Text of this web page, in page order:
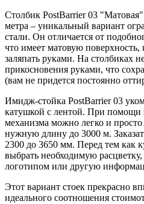
Столбик PostBarrier 03
метра – уникальный вариант
стали. Он отличается от
что имеет матовую
заляпать руками. На столбиках
прикосновения руками, что
(вам не придется постоянно
Имидж-стойка PostBarrier 03
катушкой с лентой. При помощи
механизма можно легко и
нужную длину до 3000 м.
2300 до 3650 мм. Перед тем как
выбрать необходимую
логотипом или другую
Этот вариант стоек прекрасно
идеального соотношения